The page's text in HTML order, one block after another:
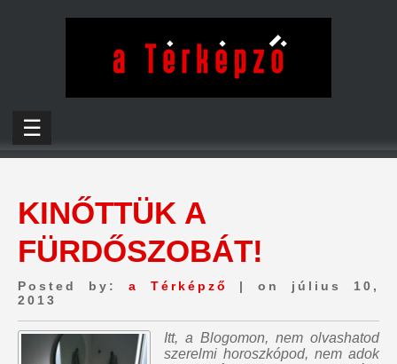
☰
KINŐTTÜK A
FÜRDŐSZOBÁT!
Posted by: a Térképző
| on július 10,
2013
Itt, a Blogomon, nem olvashatod
szerelmi horoszkópod, nem adok